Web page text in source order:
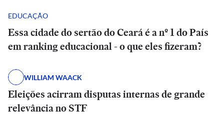
EDUCAÇÃO
Essa cidade do sertão do Ceará é a nº 1 do País
em ranking educacional - o que eles fizeram?
WILLIAM WAACK
Eleições acirram disputas internas de grande
relevância no STF